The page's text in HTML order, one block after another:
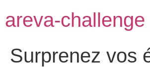
areva-challenge
Surprenez vos